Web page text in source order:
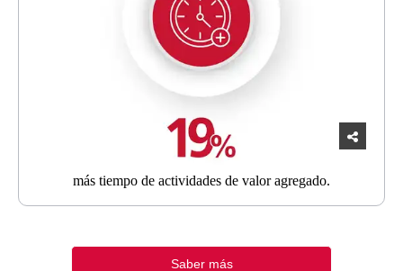
más tiempo de actividades de valor agregado.
Saber más